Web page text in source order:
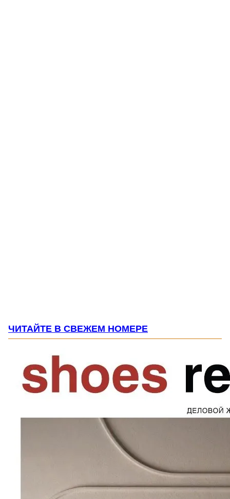
ЧИТАЙТЕ В СВЕЖЕМ НОМЕРЕ